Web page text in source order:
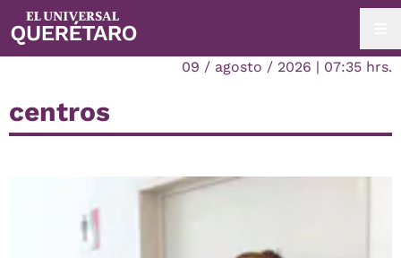
09 / agosto / 2026 | 07:35 hrs.
centros